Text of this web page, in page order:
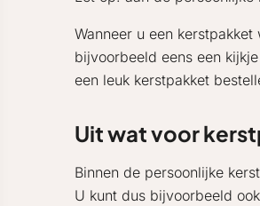
Wanneer u een
bijvoorbeeld eens een
een leuk kerstpakket
Uit wat voor
Binnen de persoonlijke
U kunt dus bijvoorbeeld